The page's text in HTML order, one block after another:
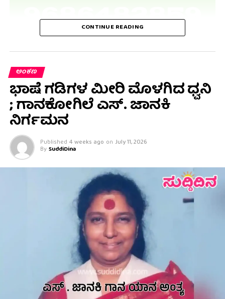
CONTINUE READING
ಅಂಕಣ
ಭಾಷೆ ಗಡಿಗಳ ಮೀರಿ ಮೊಳಗಿದ ಧ್ವನಿ
; ಗಾನಕೋಗಿಲೆ ಎಸ್. ಜಾನಕಿ
ನಿರ್ಗಮನ
Published 4 weeks ago on July 11, 2026
By SuddiDina